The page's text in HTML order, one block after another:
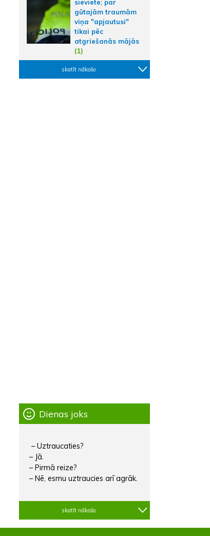
sieviete; par
gūtajām traumām
viņa "apjautusi"
tikai pēc
atgriešanās mājās
(1)
skatīt nākošo
Dienas joks
– Uztraucaties?
– Jā.
– Pirmā reize?
– Nē, esmu uztraucies arī agrāk.
skatīt nākošo